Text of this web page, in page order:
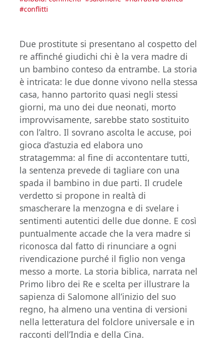
#conflitti
Due prostitute si presentano al cospetto del
re affinché giudichi chi è la vera madre di
un bambino conteso da entrambe. La storia
è intricata: le due donne vivono nella stessa
casa, hanno partorito quasi negli stessi
giorni, ma uno dei due neonati, morto
improvvisamente, sarebbe stato sostituito
con l’altro. Il sovrano ascolta le accuse, poi
gioca d’astuzia ed elabora uno
stratagemma: al fine di accontentare tutti,
la sentenza prevede di tagliare con una
spada il bambino in due parti. Il crudele
verdetto si propone in realtà di
smascherare la menzogna e di svelare i
sentimenti autentici delle due donne. E così
puntualmente accade che la vera madre si
riconosca dal fatto di rinunciare a ogni
rivendicazione purché il figlio non venga
messo a morte. La storia biblica, narrata nel
Primo libro dei Re e scelta per illustrare la
sapienza di Salomone all’inizio del suo
regno, ha almeno una ventina di versioni
nella letteratura del folclore universale e in
racconti dell’India e della Cina.